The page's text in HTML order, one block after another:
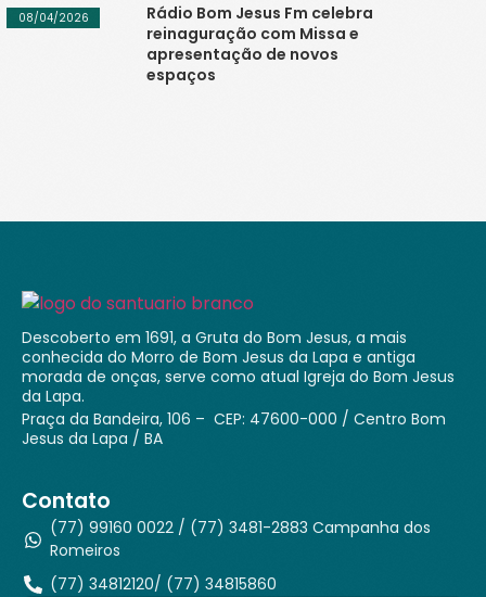
Rádio Bom Jesus Fm celebra
reinaguração com Missa e
apresentação de novos
espaços
08/04/2026
Descoberto em 1691, a Gruta do Bom Jesus, a mais
conhecida do Morro de Bom Jesus da Lapa e antiga
morada de onças, serve como atual Igreja do Bom Jesus
da Lapa.
Praça da Bandeira, 106 – CEP: 47600-000 / Centro Bom
Jesus da Lapa / BA
Contato
(77) 99160 0022 / (77) 3481-2883 Campanha dos
Romeiros
(77) 34812120/ (77) 34815860